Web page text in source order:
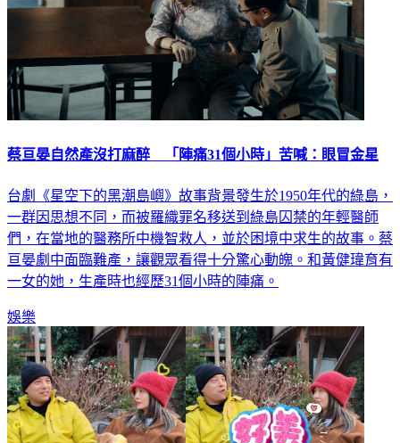
蔡亘晏自然產沒打麻醉 「陣痛31個小時」苦喊：眼冒金星
台劇《星空下的黑潮島嶼》故事背景發生於1950年代的綠島，
一群因思想不同，而被羅織罪名移送到綠島囚禁的年輕醫師
們，在當地的醫務所中機智救人，並於困境中求生的故事。蔡
亘晏劇中面臨難產，讓觀眾看得十分驚心動魄。和黃健瑋育有
一女的她，生產時也經歷31個小時的陣痛。
娛樂